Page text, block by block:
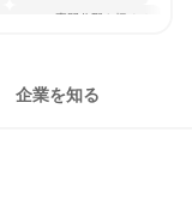
一つの専門分野を極める
企業を知る